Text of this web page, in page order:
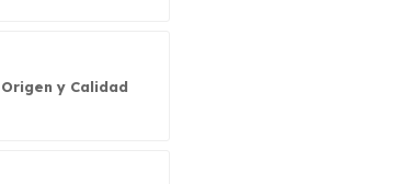
Origen y Calidad